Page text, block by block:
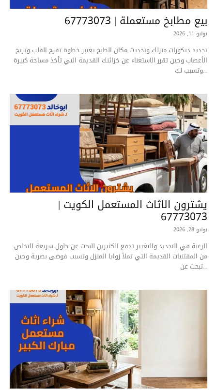
بيع مطابخ مستعملة | 67773073
يوليو 11, 2026
تجديد ديكورات منزلك وتحديث مكان الطبخ يعتبر خطوة تفرح القلب وتريح
الأعصاب وحين تقرر الاستغناء عن خزائنك القديمة التي تأخذ مساحة كبيرة
وتسبب لك...
يشترون الاثاث المستعمل الكويت |
67773073
يونيو 28, 2026
الرغبة في التجديد والتغيير تدفع الكثيرين للبحث عن حلول سريعة للتخلص
من المقتنيات القديمة التي تملأ زوايا المنزل وتسبب فوضى بصرية وحين
تبحث عن...